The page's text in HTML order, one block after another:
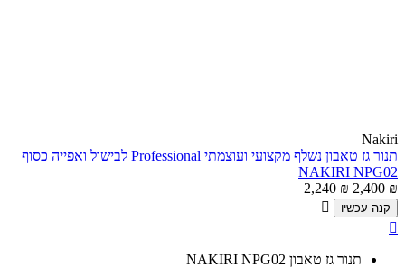
Nakiri
תנור גז טאבון נשלף מקצועי ועוצמתי Professional לבישול ואפייה כסוף
NAKIRI NPG02
2,400 ₪
2,240 ₪
קנה עכשיו


תנור גז טאבון NAKIRI NPG02